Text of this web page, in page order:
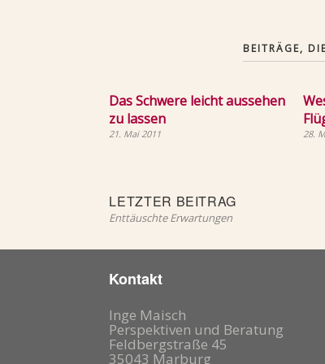
BEITRÄGE,
Das Schwere leicht aussehen
zu lassen
21. Mai 2011 28.
Beitragsnavigation
LETZTER BEITRAG
Enttäuschte Erwartungen
Kontakt
Inge Maisch
Perspektiven und Beratung
Feldbergstraße 45
35043 Marburg